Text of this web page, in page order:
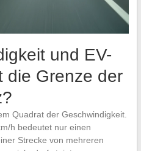
und EV-
die Grenze der
Quadrat der Geschwindigkeit.
h bedeutet nur einen
Strecke von mehreren